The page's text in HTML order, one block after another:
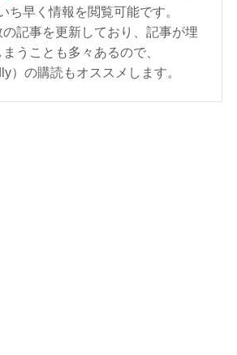
ち早く情報を閲覧可能です。
の記事を更新しており、記事が埋
うことも多々あるので、
）の購読もオススメします。